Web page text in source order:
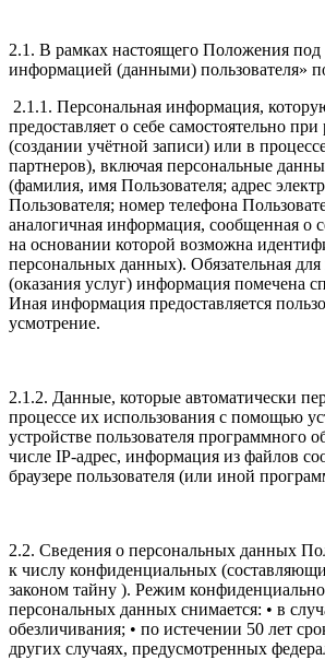
2.1. В рамках настоящего Положения под
информацией (данными) пользователя»
2.1.1. Персональная информация,
предоставляет о себе самостоятельно при
(создании учётной записи) или в
партнеров), включая персональные
(фамилия, имя Пользователя; адрес
Пользователя; номер телефона
аналогичная информация, сообщенная о
на основании которой возможна
персональных данных). Обязательная для
(оказания услуг) информация помечена
Иная информация предоставляется
усмотрение.
2.1.2. Данные, которые автоматически
процессе их использования с помощью
устройстве пользователя программного
числе IP-адрес, информация из файлов
браузере пользователя (или иной
2.2. Сведения о персональных данных
к числу конфиденциальных
законом тайну ). Режим
персональных данных снимается: • в
обезличивания; • по истечении 50 лет
других случаях, предусмотренных